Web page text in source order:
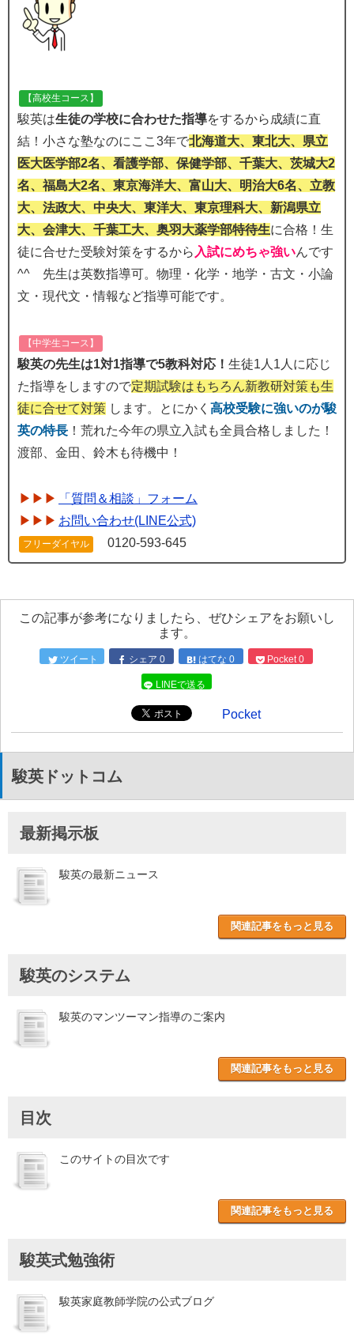
【高校生コース】
駿英は生徒の学校に合わせた指導をするから成績に直
結！小さな塾なのにここ3年で北海道大、東北大、県立
医大医学部2名、看護学部、保健学部、千葉大、茨城大2
名、福島大2名、東京海洋大、富山大、明治大6名、立教
大、法政大、中央大、東洋大、東京理科大、新潟県立
大、会津大、千葉工大、奥羽大薬学部特待生に合格！生
徒に合せた受験対策をするから 入試にめちゃ強いんです
^^ 先生は英数指導可。物理・化学・地学・古文・小論
文・現代文・情報など指導可能です。
【中学生コース】
駿英の先生は1対1指導で5教科対応！ 生徒1人1人に応じ
た指導をしますので定期試験はもちろん新教研対策も生
徒に合せて対策 します。とにかく 高校受験に強いのが駿
英の特長 ！荒れた今年の県立入試も全員合格しました！
渡部、金田、鈴木も待機中！
「質問＆相談」フォーム
お問い合わせ(LINE公式)
フリーダイヤル 0120-593-645
この記事が参考になりましたら、ぜひシェアをお願いし
ます。
ツイート シェア 0 はてな 0 Pocket 0
LINEで送る
Pocket
駿英ドットコム
最新掲示板
駿英の最新ニュース
関連記事をもっと見る
駿英のシステム
駿英のマンツーマン指導のご案内
関連記事をもっと見る
目次
このサイトの目次です
関連記事をもっと見る
駿英式勉強術
駿英家庭教師学院の公式ブログ